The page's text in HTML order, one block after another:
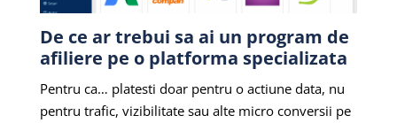
De ce ar trebui sa ai un program de
afiliere pe o platforma specializata
Pentru ca… platesti doar pentru o actiune data, nu
pentru trafic, vizibilitate sau alte micro conversii pe